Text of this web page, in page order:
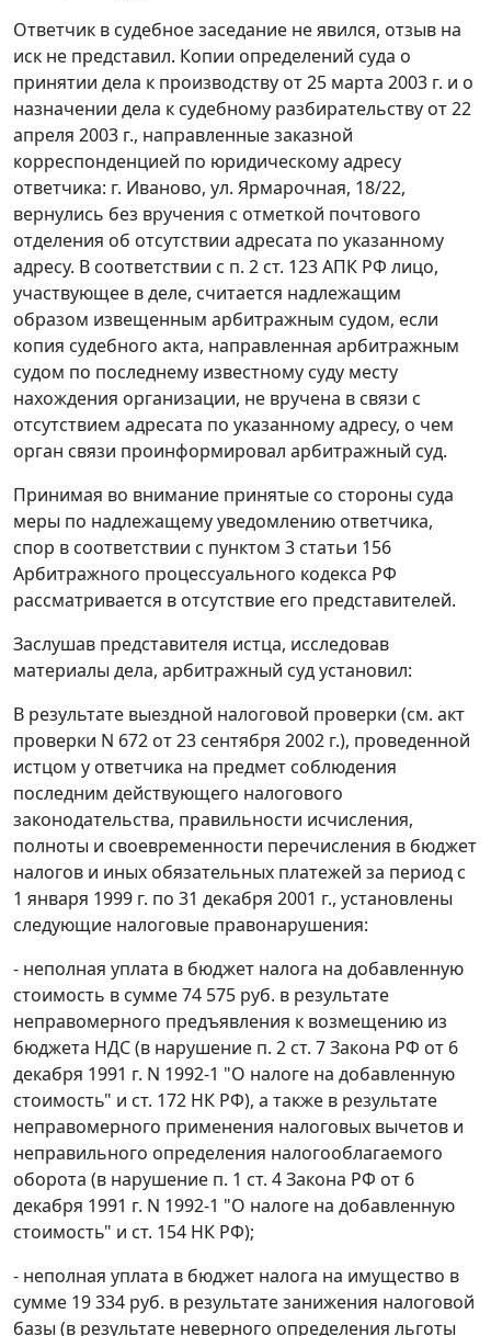
Ответчик в судебное заседание не явился, отзыв на
иск не представил. Копии определений суда о
принятии дела к производству от 25 марта 2003 г. и о
назначении дела к судебному разбирательству от 22
апреля 2003 г., направленные заказной
корреспонденцией по юридическому адресу
ответчика: г. Иваново, ул. Ярмарочная, 18/22,
вернулись без вручения с отметкой почтового
отделения об отсутствии адресата по указанному
адресу. В соответствии с п. 2 ст. 123АПК РФ лицо,
участвующее в деле, считается надлежащим
образом извещенным арбитражным судом, если
копия судебного акта, направленная арбитражным
судом по последнему известному суду месту
нахождения организации, не вручена в связи с
отсутствием адресата по указанному адресу, о чем
орган связи проинформировал арбитражный суд.
Принимая во внимание принятые со стороны суда
меры по надлежащему уведомлению ответчика,
спор в соответствии с пунктом 3 статьи 156
Арбитражного процессуального кодекса РФ
рассматривается в отсутствие его представителей.
Заслушав представителя истца, исследовав
материалы дела, арбитражный суд установил:
В результате выездной налоговой проверки (см. акт
проверки N 672 от 23 сентября 2002 г.), проведенной
истцом у ответчика на предмет соблюдения
последним действующего налогового
законодательства, правильности исчисления,
полноты и своевременности перечисления в бюджет
налогов и иных обязательных платежей за период с
1 января 1999 г. по 31 декабря 2001 г., установлены
следующие налоговые правонарушения:
- неполная уплата в бюджет налога на добавленную
стоимость в сумме 74 575 руб. в результате
неправомерного предъявления к возмещению из
бюджета НДС (в нарушение п. 2 ст. 7Закона РФ от 6
декабря 1991 г. N 1992-1 "О налоге на добавленную
стоимость" и ст. 172 НК РФ), а также в результате
неправомерного применения налоговых вычетов и
неправильного определения налогооблагаемого
оборота (в нарушение п. 1 ст. 4Закона РФ от 6
декабря 1991 г. N 1992-1 "О налоге на добавленную
стоимость" и ст. 154 НК РФ);
- неполная уплата в бюджет налога на имущество в
сумме 19 334 руб. в результате занижения налоговой
базы (в результате неверного определения льготы